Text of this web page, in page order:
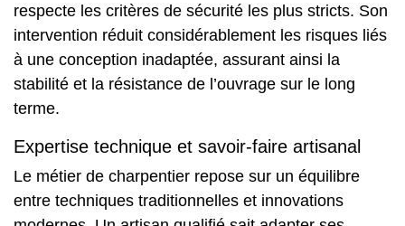
respecte les critères de sécurité les plus stricts. Son
intervention réduit considérablement les risques liés
à une conception inadaptée, assurant ainsi la
stabilité et la résistance de l’ouvrage sur le long
terme.
Expertise technique et savoir-faire artisanal
Le métier de charpentier repose sur un équilibre
entre techniques traditionnelles et innovations